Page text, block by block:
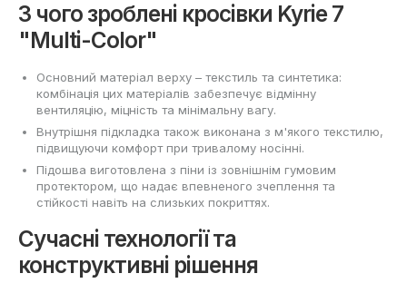
З чого зроблені кросівки Kyrie 7
"Multi-Color"
Основний матеріал верху – текстиль та синтетика:
комбінація цих матеріалів забезпечує відмінну
вентиляцію, міцність та мінімальну вагу.
Внутрішня підкладка також виконана з м'якого текстилю,
підвищуючи комфорт при тривалому носінні.
Підошва виготовлена з піни із зовнішнім гумовим
протектором, що надає впевненого зчеплення та
стійкості навіть на слизьких покриттях.
Сучасні технології та
конструктивні рішення